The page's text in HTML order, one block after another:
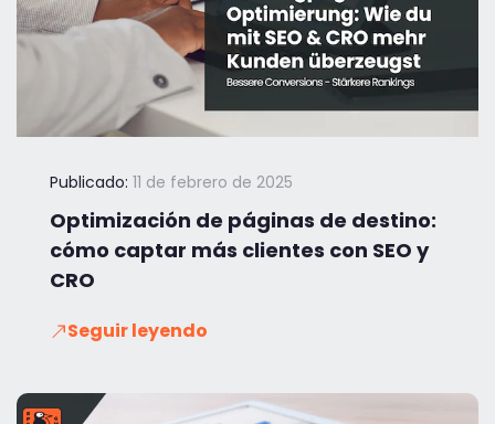
Publicado: 11 de febrero de 2025
Optimización de páginas de destino:
cómo captar más clientes con SEO y
CRO
Seguir leyendo